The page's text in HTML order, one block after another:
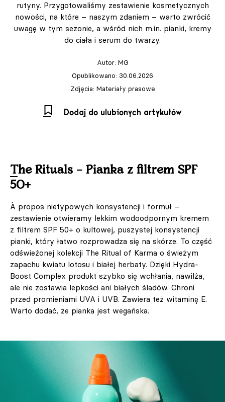
rutyny. Przygotowaliśmy zestawienie kosmetycznych
nowości, na które – naszym zdaniem – warto zwrócić
uwagę w tym sezonie, a wśród nich m.in. pianki, kremy
do ciała i serum do twarzy.
Autor: MG
Opublikowano: 30.06.2026
Zdjęcia: Materiały prasowe
Dodaj do ulubionych artykułów
The Rituals – Pianka z filtrem SPF
50+
À propos nietypowych konsystencji i formuł –
zestawienie otwieramy lekkim wodoodpornym kremem
z filtrem SPF 50+ o kultowej, puszystej konsystencji
pianki, który łatwo rozprowadza się na skórze. To część
odświeżonej kolekcji The Ritual of Karma o świeżym
zapachu kwiatu lotosu i białej herbaty. Dzięki Hydra-
Boost Complex produkt szybko się wchłania, nawilża,
ale nie zostawia lepkości ani białych śladów. Chroni
przed promieniami UVA i UVB. Zawiera też witaminę E.
Warto dodać, że pianka jest wegańska.